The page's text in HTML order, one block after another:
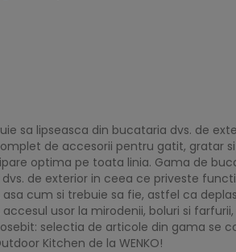
sa lipseasca din bucataria dvs. de
de accesorii pentru gatit, gratar
optima pe toata linia. Gama de
de exterior in ceea ce priveste
cum si trebuie sa fie, astfel ca
usor la mirodenii, boluri si
selectia de articole din gama se
Kitchen de la WENKO!